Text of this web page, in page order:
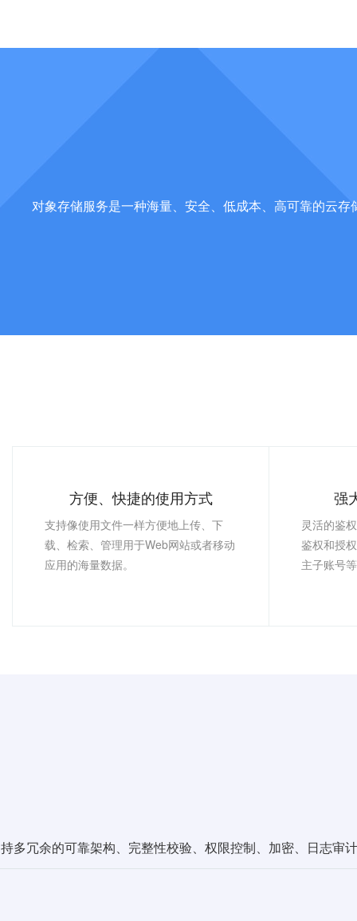
对象存储服务是一种海量、安全、低成本、高可靠的云
方便、快捷的使用方式
支持像使用文件一样方便地上传、下
载、检索、管理用于Web网站或者移动
应用的海量数据。
强
灵活的鉴
鉴权和授
主子账号
多冗余的可靠架构、完整性校验、权限控制、加密、日志审